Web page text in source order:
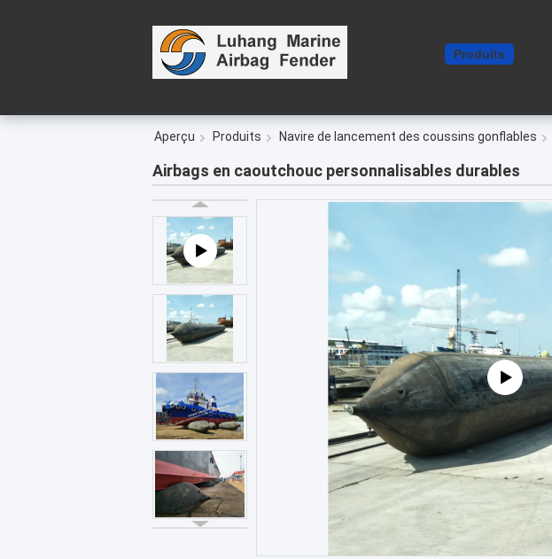
Produits
Aperçu Produits Navire de lancement des coussins gonflables
Airbags en caoutchouc personnalisables durables